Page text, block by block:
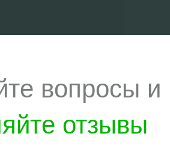
вопросы и
отзывы